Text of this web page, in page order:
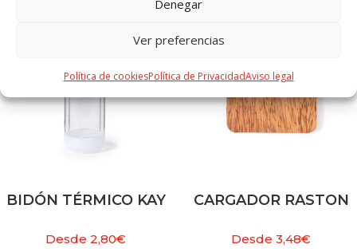
Denegar
Ver preferencias
Política de cookiesPolítica de PrivacidadAviso legal
BIDÓN TÉRMICO KAY
Desde2,80€
CARGADOR RASTON
Desde3,48€